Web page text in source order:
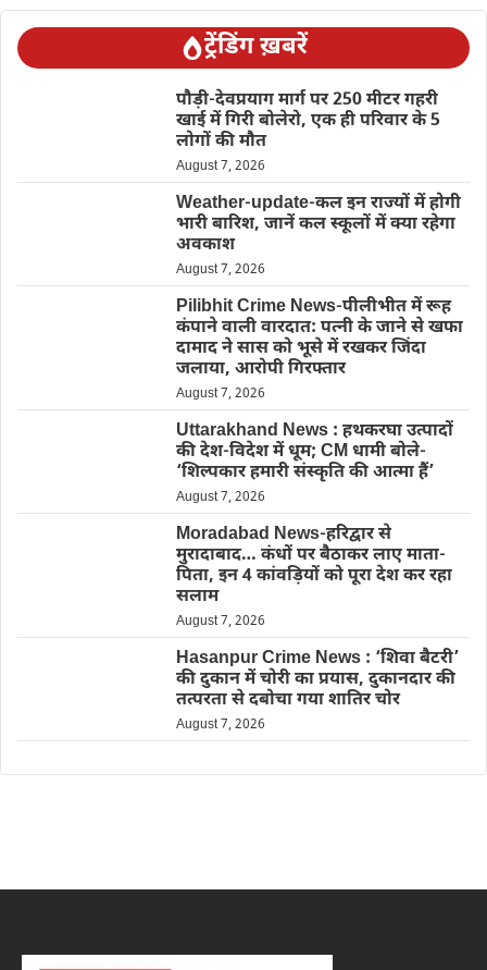
ट्रेंडिंग ख़बरें
पौड़ी-देवप्रयाग मार्ग पर 250 मीटर गहरी
खाई में गिरी बोलेरो, एक ही परिवार के 5
लोगों की मौत
August 7, 2026
Weather-update-कल इन राज्यों में होगी
भारी बारिश, जानें कल स्कूलों में क्या रहेगा
अवकाश
August 7, 2026
Pilibhit Crime News-पीलीभीत में रूह
कंपाने वाली वारदात: पत्नी के जाने से खफा
दामाद ने सास को भूसे में रखकर जिंदा
जलाया, आरोपी गिरफ्तार
August 7, 2026
Uttarakhand News : हथकरघा उत्पादों
की देश-विदेश में धूम; CM धामी बोले-
‘शिल्पकार हमारी संस्कृति की आत्मा हैं’
August 7, 2026
Moradabad News-हरिद्वार से
मुरादाबाद… कंधों पर बैठाकर लाए माता-
पिता, इन 4 कांवड़ियों को पूरा देश कर रहा
सलाम
August 7, 2026
Hasanpur Crime News : ‘शिवा बैटरी’
की दुकान में चोरी का प्रयास, दुकानदार की
तत्परता से दबोचा गया शातिर चोर
August 7, 2026